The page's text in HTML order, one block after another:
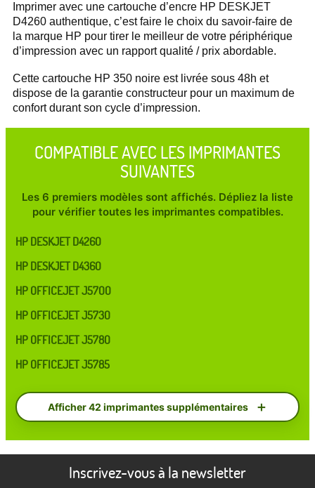
Imprimer avec une cartouche d’encre HP DESKJET
D4260 authentique, c’est faire le choix du savoir-faire de
la marque HP pour tirer le meilleur de votre périphérique
d’impression avec un rapport qualité / prix abordable.
Cette cartouche HP 350 noire est livrée sous 48h et
dispose de la garantie constructeur pour un maximum de
confort durant son cycle d’impression.
COMPATIBLE AVEC LES IMPRIMANTES
SUIVANTES
Les 6 premiers modèles sont affichés. Dépliez la liste
pour vérifier toutes les imprimantes compatibles.
HP DESKJET D4260
HP DESKJET D4360
HP OFFICEJET J5700
HP OFFICEJET J5730
HP OFFICEJET J5780
HP OFFICEJET J5785
Afficher 42 imprimantes supplémentaires
Inscrivez-vous à la newsletter